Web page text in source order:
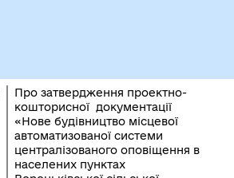
Про затвердження проектно-
кошторисної документації
«Нове будівництво місцевої
автоматизованої системи
централізованого оповіщення в
населених пунктах